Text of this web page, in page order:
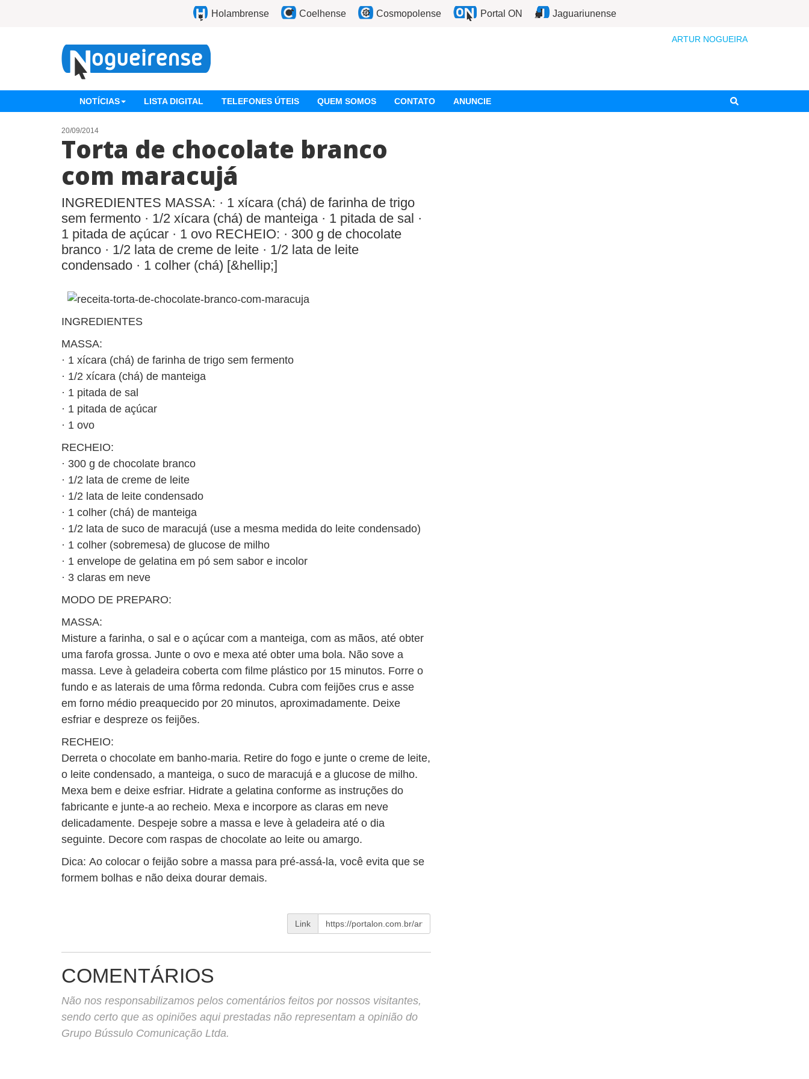
Holambrense Coelhense Cosmopolense Portal ON Jaguariunense
ARTUR NOGUEIRA
NOTÍCIAS LISTA DIGITAL TELEFONES ÚTEIS QUEM SOMOS CONTATO ANUNCIE
20/09/2014
Torta de chocolate branco
com maracujá
INGREDIENTES MASSA: · 1 xícara (chá) de farinha de trigo
sem fermento · 1/2 xícara (chá) de manteiga · 1 pitada de sal ·
1 pitada de açúcar · 1 ovo RECHEIO: · 300 g de chocolate
branco · 1/2 lata de creme de leite · 1/2 lata de leite
condensado · 1 colher (chá) [&hellip;]
INGREDIENTES
MASSA:
· 1 xícara (chá) de farinha de trigo sem fermento
· 1/2 xícara (chá) de manteiga
· 1 pitada de sal
· 1 pitada de açúcar
· 1 ovo
RECHEIO:
· 300 g de chocolate branco
· 1/2 lata de creme de leite
· 1/2 lata de leite condensado
· 1 colher (chá) de manteiga
· 1/2 lata de suco de maracujá (use a mesma medida do leite condensado)
· 1 colher (sobremesa) de glucose de milho
· 1 envelope de gelatina em pó sem sabor e incolor
· 3 claras em neve
MODO DE PREPARO:
MASSA:
Misture a farinha, o sal e o açúcar com a manteiga, com as mãos, até obter
uma farofa grossa. Junte o ovo e mexa até obter uma bola. Não sove a
massa. Leve à geladeira coberta com filme plástico por 15 minutos. Forre o
fundo e as laterais de uma fôrma redonda. Cubra com feijões crus e asse
em forno médio preaquecido por 20 minutos, aproximadamente. Deixe
esfriar e despreze os feijões.
RECHEIO:
Derreta o chocolate em banho-maria. Retire do fogo e junte o creme de leite,
o leite condensado, a manteiga, o suco de maracujá e a glucose de milho.
Mexa bem e deixe esfriar. Hidrate a gelatina conforme as instruções do
fabricante e junte-a ao recheio. Mexa e incorpore as claras em neve
delicadamente. Despeje sobre a massa e leve à geladeira até o dia
seguinte. Decore com raspas de chocolate ao leite ou amargo.
Dica: Ao colocar o feijão sobre a massa para pré-assá-la, você evita que se
formem bolhas e não deixa dourar demais.
Link
COMENTÁRIOS
Não nos responsabilizamos pelos comentários feitos por nossos visitantes,
sendo certo que as opiniões aqui prestadas não representam a opinião do
Grupo Bússulo Comunicação Ltda.